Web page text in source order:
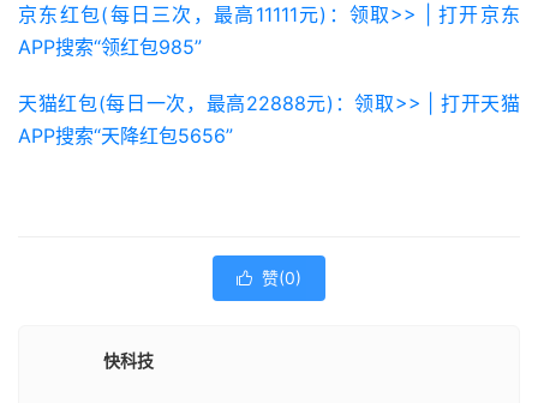
京东红包(每日三次，最高11111元)：领取>> | 打开京东
APP搜索“领红包985”
天猫红包(每日一次，最高22888元)：领取>> | 打开天猫
APP搜索“天降红包5656”
 赞(0)
快科技